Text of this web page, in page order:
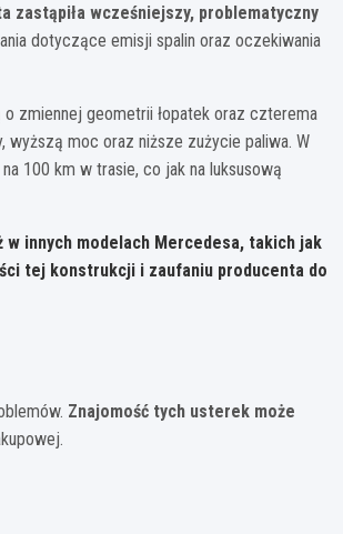
zastąpiła wcześniejszy, problematyczny
dotyczące emisji spalin oraz oczekiwania
zmiennej geometrii łopatek oraz czterema
wyższą moc oraz niższe zużycie paliwa. W
100 km w trasie, co jak na luksusową
innych modelach Mercedesa, takich jak
tej konstrukcji i zaufaniu producenta do
Znajomość tych usterek może